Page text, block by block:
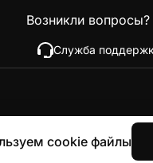
Возникли вопросы?
Служба
cookie файлы